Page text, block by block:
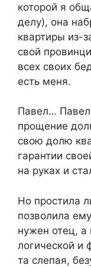
которой я
делу), она
квартиры из-
свой
всех своих
есть меня.
Павел…
прощение
свою долю
гарантии
на руках и
Но простила
позволила
нужен отец, а
логической и
та слепая,